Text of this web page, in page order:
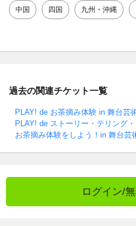
中国 四国 九州・沖縄
過去の関連チケット一覧
PLAY! de お茶摘み体験 in 舞台芸
PLAY! de ストーリー・テリング
お茶摘み体験をしよう！in 舞台芸
ログイン/